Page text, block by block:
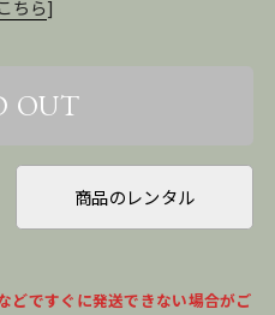
ちら]
商品のレンタル
どですぐに発送できない場合がご